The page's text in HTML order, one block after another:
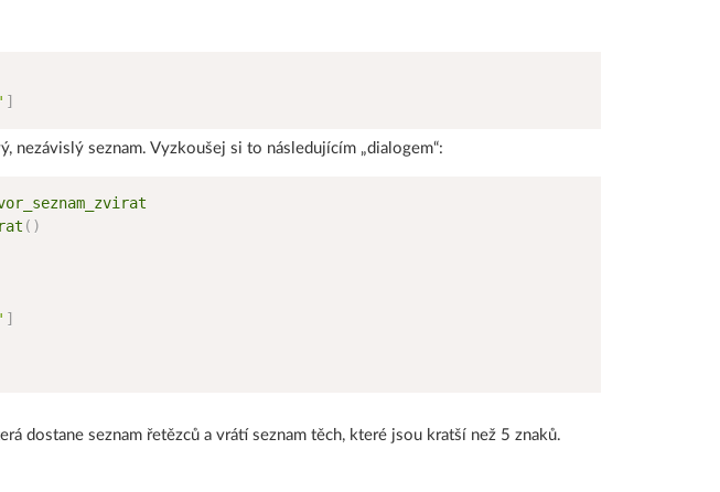
]
nezávislý seznam. Vyzkoušej si to následujícím „dialogem“:
( )
]
dostane seznam řetězců a vrátí seznam těch, které jsou kratší než 5 znaků.